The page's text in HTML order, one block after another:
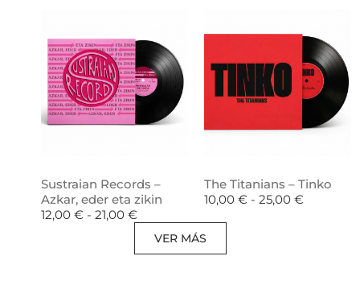
Sustraian Records –
Azkar, eder eta zikin
12,00 € - 21,00 €
The Titanians – Tinko
10,00 € - 25,00 €
VER MÁS